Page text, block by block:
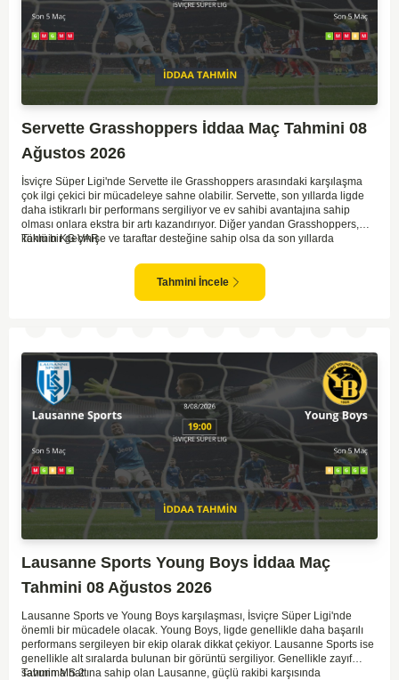
Servette Grasshoppers İddaa Maç Tahmini 08
Ağustos 2026
İsviçre Süper Ligi'nde Servette ile Grasshoppers arasındaki karşılaşma
çok ilgi çekici bir mücadeleye sahne olabilir. Servette, son yıllarda ligde
daha istikrarlı bir performans sergiliyor ve ev sahibi avantajına sahip
olması onlara ekstra bir artı kazandırıyor. Diğer yandan Grasshoppers,
köklü bir geçmişe ve taraftar desteğine sahip olsa da son yıllarda
genellikle maçlarda gol yollarında etkili olurken, Grasshoppers savunma
anlamında zaman zaman sorunlar yaşayabiliyor. Bu durumda,
karşılaşmanın gollü geçmesi muhtemel gözüküyor. İki takımın oyun tarzını
Tahmin KG VAR
Tahmini İncele
Lausanne Sports Young Boys İddaa Maç
Tahmini 08 Ağustos 2026
Lausanne Sports ve Young Boys karşılaşması, İsviçre Süper Ligi'nde
önemli bir mücadele olacak. Young Boys, ligde genellikle daha başarılı
performans sergileyen bir ekip olarak dikkat çekiyor. Lausanne Sports ise
genellikle alt sıralarda bulunan bir görüntü sergiliyor. Genellikle zayıf
savunma hattına sahip olan Lausanne, güçlü rakibi karşısında
Tahmin MS 2